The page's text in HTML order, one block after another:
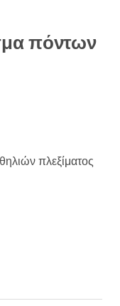
πόντων
πλεξίματος